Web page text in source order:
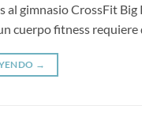
al gimnasio CrossFit
cuerpo fitness requiere
→